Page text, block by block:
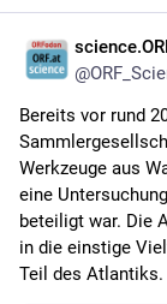
@
Bereits vor rund
Werkzeuge aus
eine
beteiligt war. Die
in die einstige
Teil des Atlantiks.